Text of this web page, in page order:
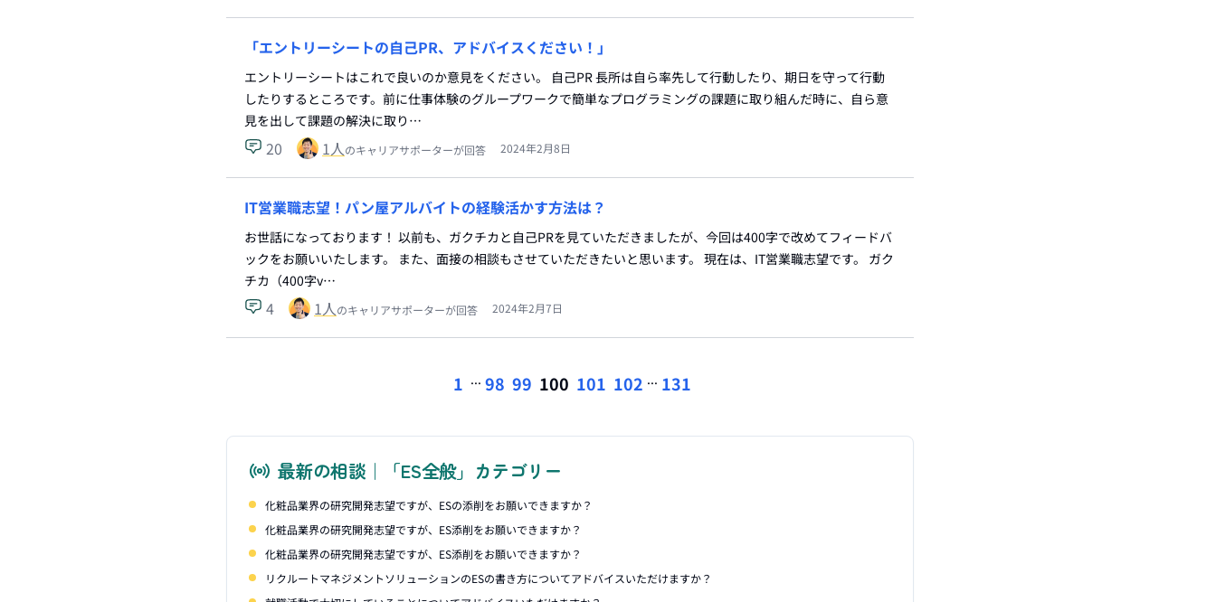
「エントリーシートの自己PR、アドバイスください！」
エントリーシートはこれで良いのか意見をください。 自己PR 長所は自ら率先して行動したり、期日を守って行動
したりするところです。前に仕事体験のグループワークで簡単なプログラミングの課題に取り組んだ時に、自ら意
見を出して課題の解決に取り…
20 1人のキャリアサポーターが回答 2024年2月8日
IT営業職志望！パン屋アルバイトの経験活かす方法は？
お世話になっております！ 以前も、ガクチカと自己PRを見ていただきましたが、今回は400字で改めてフィードバ
ックをお願いいたします。 また、面接の相談もさせていただきたいと思います。 現在は、IT営業職志望です。 ガク
チカ（400字v…
4 1人のキャリアサポーターが回答 2024年2月7日
1 ... 98 99 100 101 102 ... 131
最新の相談｜「ES全般」カテゴリー
化粧品業界の研究開発志望ですが、ESの添削をお願いできますか？
化粧品業界の研究開発志望ですが、ES添削をお願いできますか？
化粧品業界の研究開発志望ですが、ES添削をお願いできますか？
リクルートマネジメントソリューションのESの書き方についてアドバイスいただけますか？